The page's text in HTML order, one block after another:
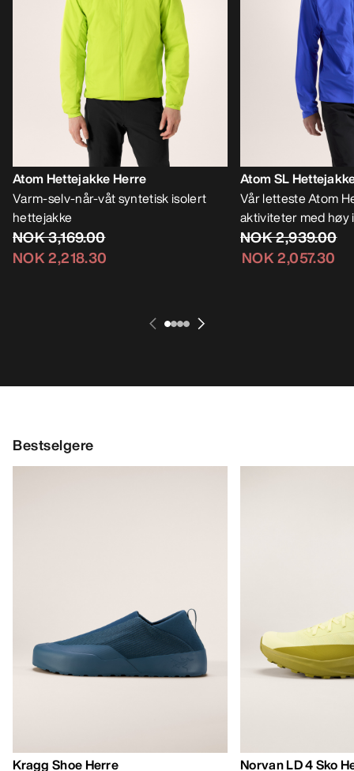
Atom Hettejakke Herre
Varm-selv-når-våt syntetisk isolert
hettejakke
NOK 3,169.00
NOK 2,218.30
Atom SL
Vår letteste Atom
aktiviteter med høy
NOK 2,939.00
NOK 2,057.30
Bestselgere
Kragg Shoe Herre
Norvan LD 4 Sko